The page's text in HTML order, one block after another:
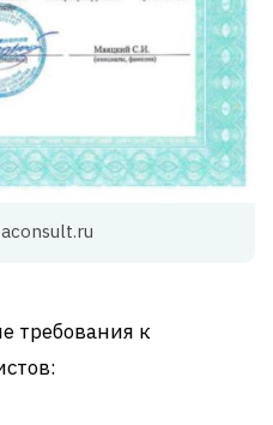
требования к